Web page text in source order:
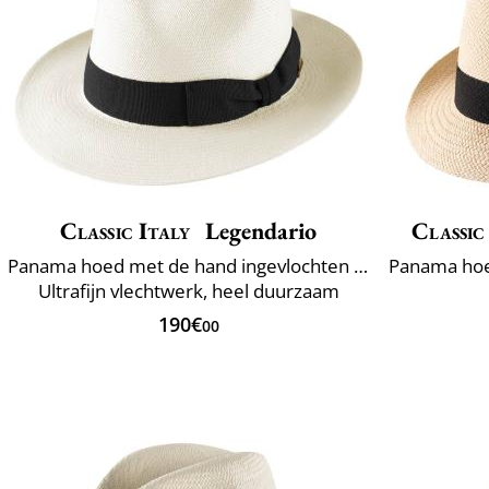
Classic Italy Legendario
Panama hoed met de hand ingevlochten Ecuador
Ultrafijn vlechtwerk, heel duurzaam
190€00